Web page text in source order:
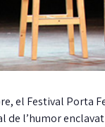
el Festival Porta
de l’humor